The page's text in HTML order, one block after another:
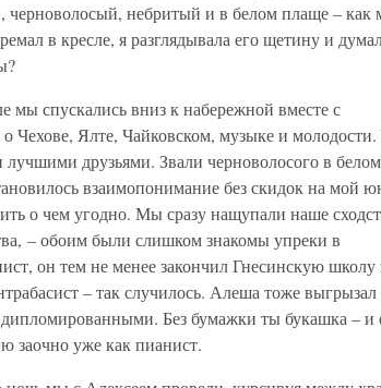
черноволосый, небритый и в белом плаще – как
в кресле, я разглядывала его щетину и
мы спускались вниз к набережной вместе с
Чехове, Ялте, Чайковском, музыке и
друзьями. Звали черноволосого в
взаимопонимание без скидок на мой
о чем угодно. Мы сразу нащупали наше
– обоим были слишком знакомы упреки в
он тем не менее закончил Гнесинскую школу
– так случилось. Алеша тоже выгрызал
Без бумажки ты букашка – и
заочно уже как пианист.